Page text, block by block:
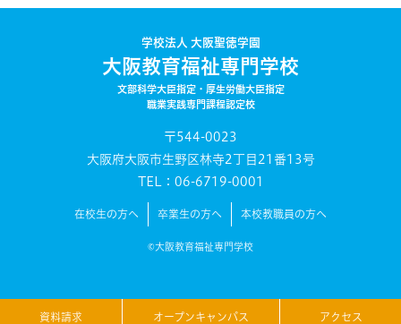
資料請求 オープンキャンパス アクセス
学校法人 大阪聖徳学園
大阪教育福祉専門学校
文部科学大臣指定・厚生労働大臣指定
職業実践専門課程認定校
〒544-0023
大阪府大阪市生野区林寺2丁目21番13号
TEL：06-6719-0001
在校生の方へ 卒業生の方へ 本校教職員の方へ
©大阪教育福祉専門学校